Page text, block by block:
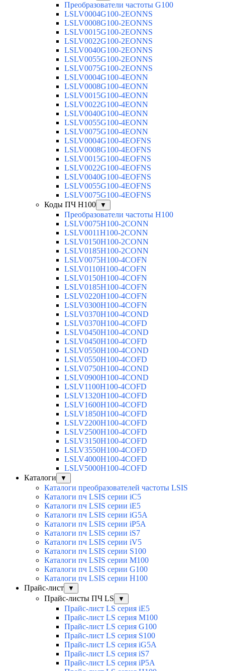
Преобразователи частоты G100
LSLV0004G100-2EONNS
LSLV0008G100-2EONNS
LSLV0015G100-2EONNS
LSLV0022G100-2EONNS
LSLV0040G100-2EONNS
LSLV0055G100-2EONNS
LSLV0075G100-2EONNS
LSLV0004G100-4EONN
LSLV0008G100-4EONN
LSLV0015G100-4EONN
LSLV0022G100-4EONN
LSLV0040G100-4EONN
LSLV0055G100-4EONN
LSLV0075G100-4EONN
LSLV0004G100-4EOFNS
LSLV0008G100-4EOFNS
LSLV0015G100-4EOFNS
LSLV0022G100-4EOFNS
LSLV0040G100-4EOFNS
LSLV0055G100-4EOFNS
LSLV0075G100-4EOFNS
Коды ПЧ H100
▼
Преобразователи частоты H100
LSLV0075H100-2CONN
LSLV0011H100-2CONN
LSLV0150H100-2CONN
LSLV0185H100-2CONN
LSLV0075H100-4COFN
LSLV0110H100-4COFN
LSLV0150H100-4COFN
LSLV0185H100-4COFN
LSLV0220H100-4COFN
LSLV0300H100-4COFN
LSLV0370H100-4COND
LSLV0370H100-4COFD
LSLV0450H100-4COND
LSLV0450H100-4COFD
LSLV0550H100-4COND
LSLV0550H100-4COFD
LSLV0750H100-4COND
LSLV0900H100-4COND
LSLV1100H100-4COFD
LSLV1320H100-4COFD
LSLV1600H100-4COFD
LSLV1850H100-4COFD
LSLV2200H100-4COFD
LSLV2500H100-4COFD
LSLV3150H100-4COFD
LSLV3550H100-4COFD
LSLV4000H100-4COFD
LSLV5000H100-4COFD
Каталоги
▼
Каталоги преобразователей частоты LSIS
Каталоги пч LSIS серии iC5
Каталоги пч LSIS серии iE5
Каталоги пч LSIS серии iG5A
Каталоги пч LSIS серии iP5A
Каталоги пч LSIS серии iS7
Каталоги пч LSIS серии iV5
Каталоги пч LSIS серии S100
Каталоги пч LSIS серии M100
Каталоги пч LSIS серии G100
Каталоги пч LSIS серии H100
Прайс-лист
▼
Прайс-листы ПЧ LS ▼
Прайс-лист LS серия iE5
Прайс-лист LS серия M100
Прайс-лист LS серия G100
Прайс-лист LS серия S100
Прайс-лист LS серия iG5A
Прайс-лист LS серия iS7
Прайс-лист LS серия iP5A